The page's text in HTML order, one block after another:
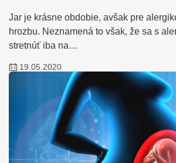
Jar je krásne obdobie, avšak pre
hrozbu. Neznamená to však, že sa s
stretnúť iba na…
19.05.2020